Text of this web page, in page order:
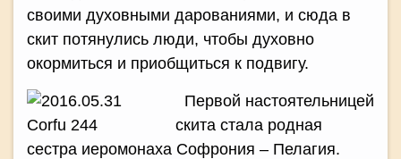
своими духовными дарованиями, и сюда в
скит потянулись люди, чтобы духовно
окормиться и приобщиться к подвигу.
Первой настоятельницей
скита стала родная
сестра иеромонаха Софрония – Пелагия.